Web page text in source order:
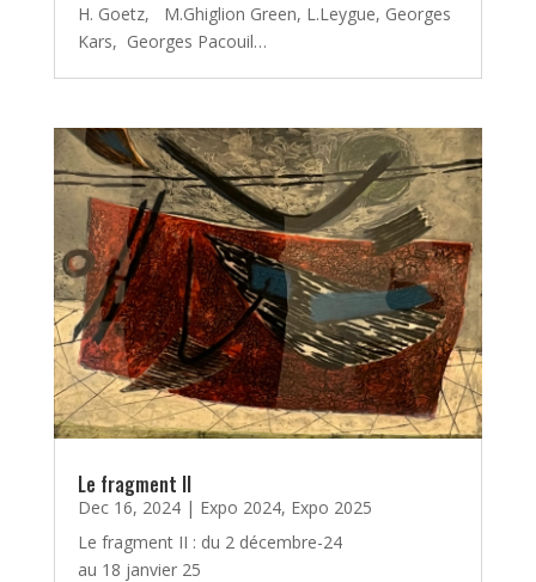
H. Goetz, M.Ghiglion Green, L.Leygue, Georges
Kars, Georges Pacouil…
Le fragment II
Dec 16, 2024| Expo 2024, Expo 2025
Le fragment II : du 2 décembre-24
au 18 janvier 25